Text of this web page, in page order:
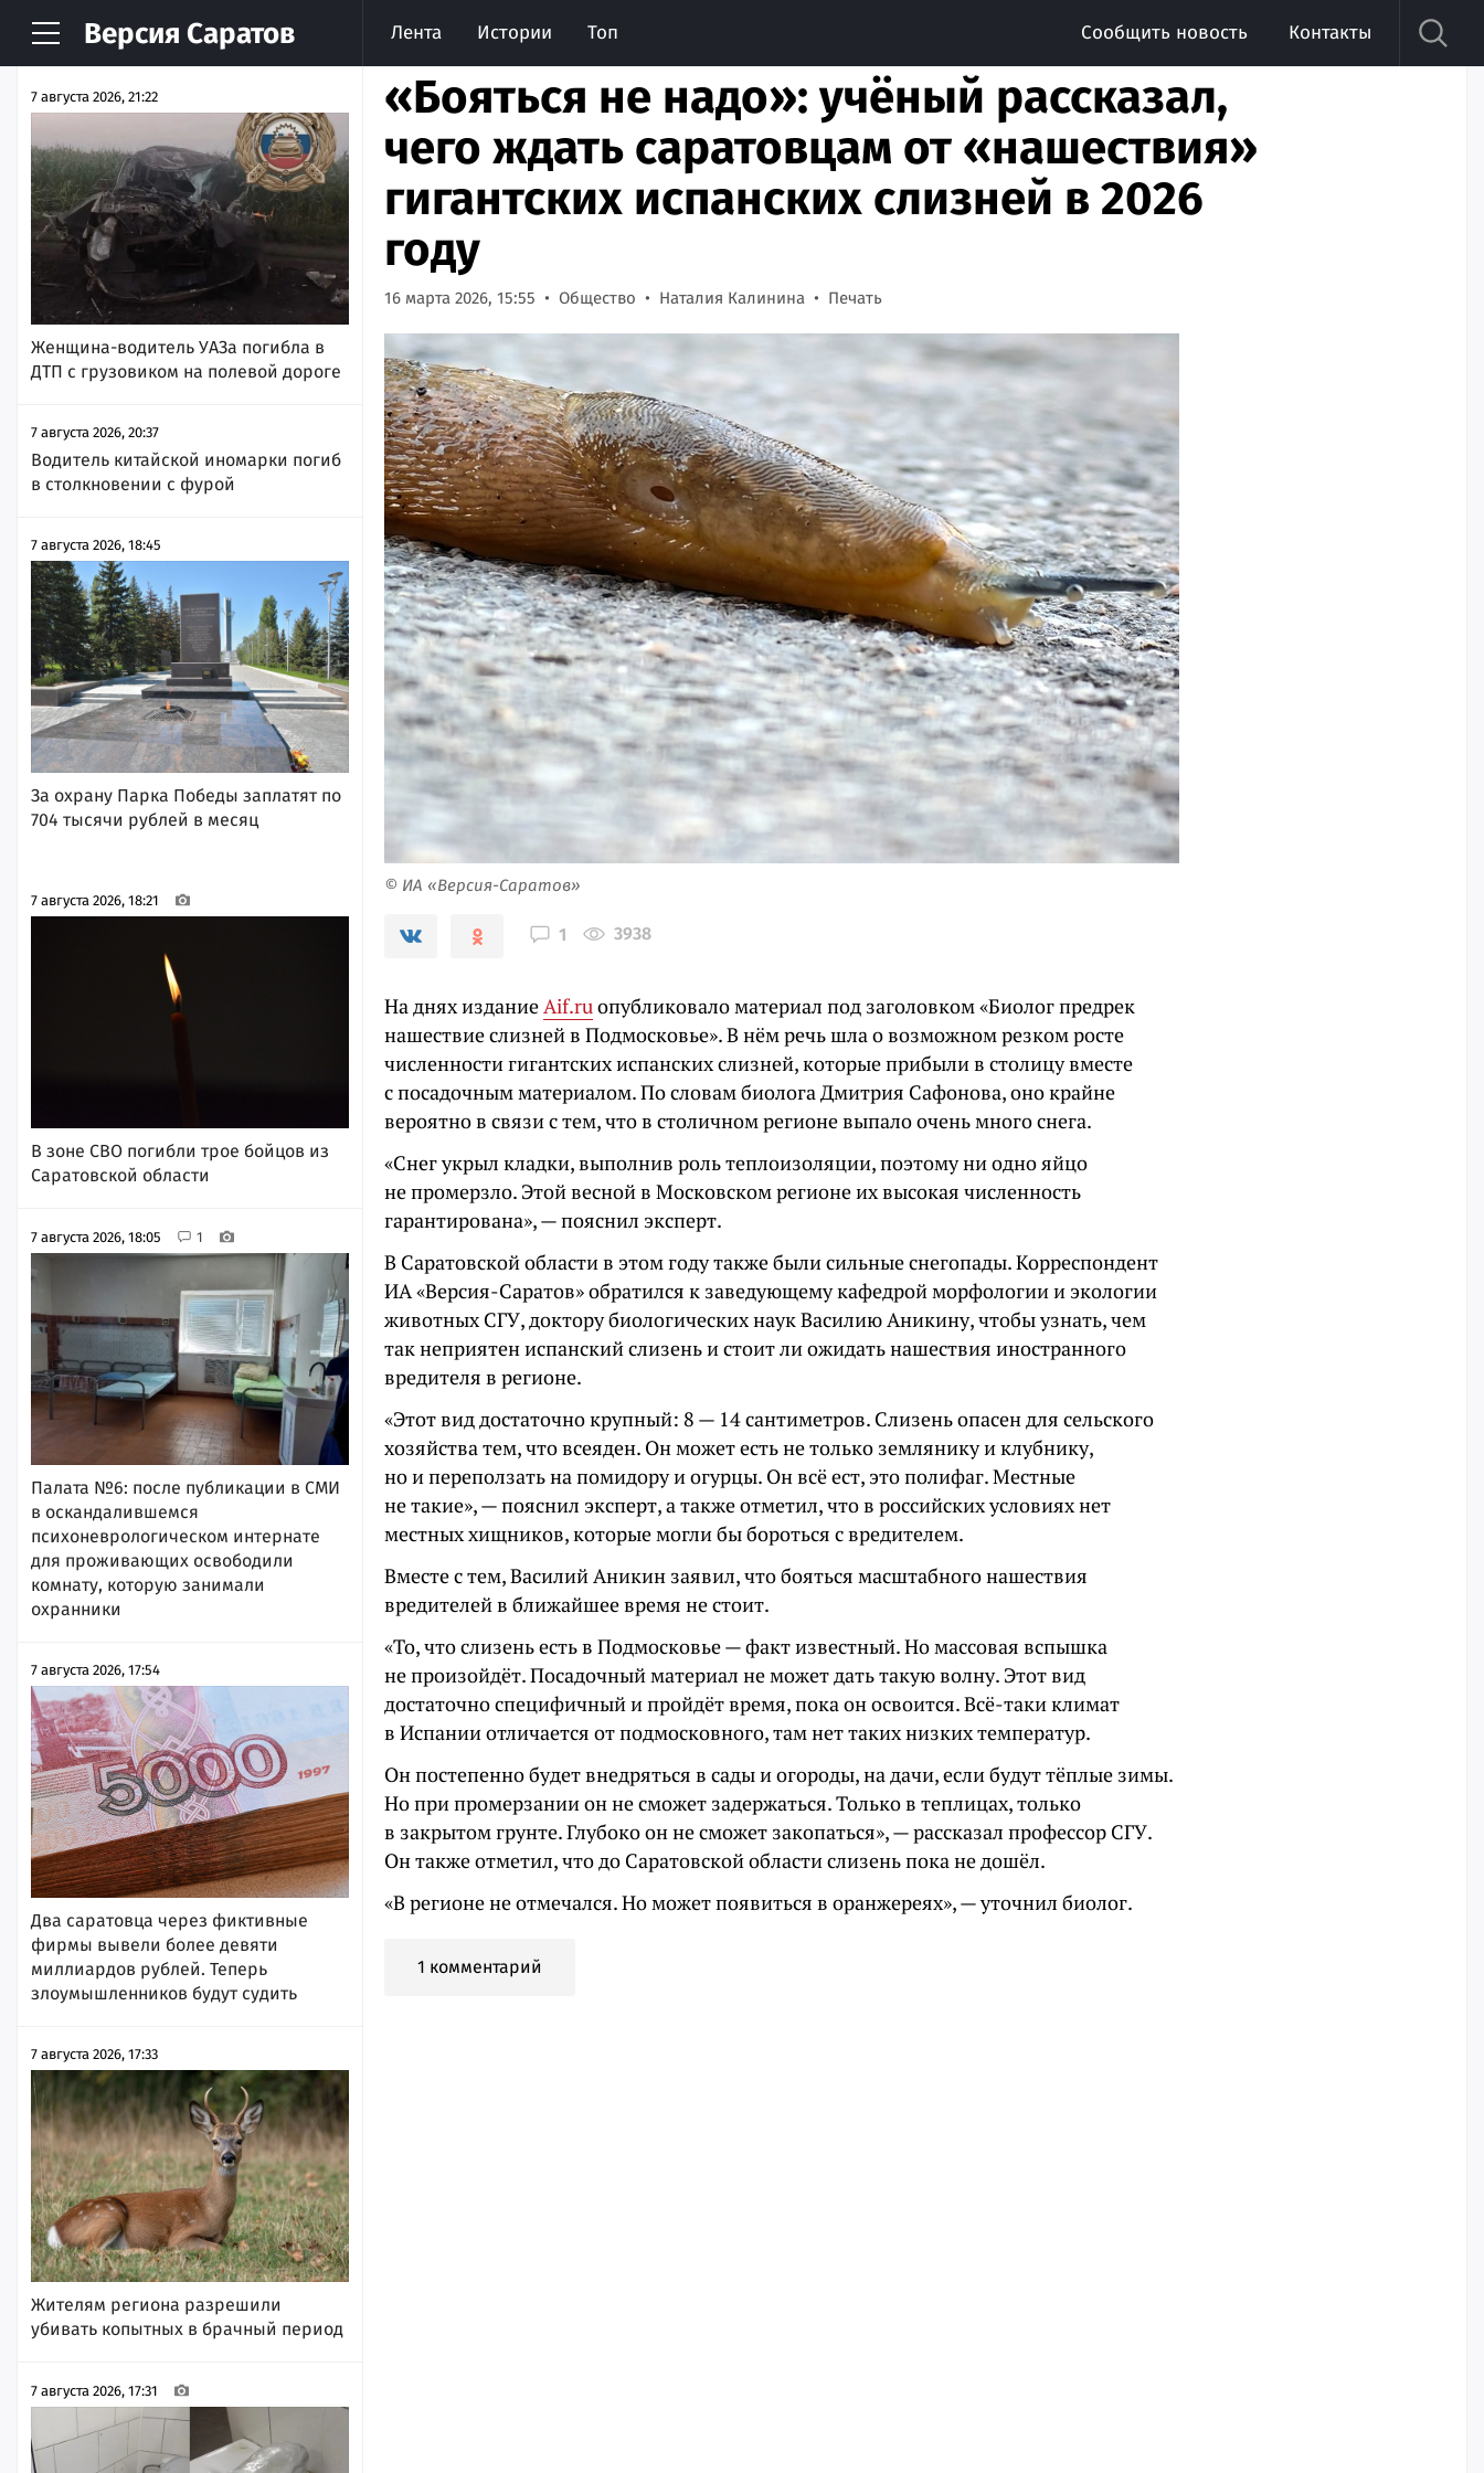
Версия Саратов Лента Истории Топ Сообщить новость Контакты
НОВОСТИ АРХИВ
7 августа 2026, 21:22
Женщина-водитель УАЗа погибла в
ДТП с грузовиком на полевой дороге
7 августа 2026, 20:37
Водитель китайской иномарки погиб
в столкновении с фурой
7 августа 2026, 18:45
За охрану Парка Победы заплатят по
704 тысячи рублей в месяц
7 августа 2026, 18:21
В зоне СВО погибли трое бойцов из
Саратовской области
7 августа 2026, 18:05 1
Палата №6: после публикации в СМИ
в оскандалившемся
психоневрологическом интернате
для проживающих освободили
комнату, которую занимали
охранники
7 августа 2026, 17:54
Два саратовца через фиктивные
фирмы вывели более девяти
миллиардов рублей. Теперь
злоумышленников будут судить
7 августа 2026, 17:33
Жителям региона разрешили
убивать копытных в брачный период
7 августа 2026, 17:31
«Бояться не надо»: учёный рассказал,
чего ждать саратовцам от «нашествия»
гигантских испанских слизней в 2026
году
16 марта 2026, 15:55 Общество Наталия Калинина Печать
© ИА «Версия-Саратов»
1 3938
На днях изданиеАif.ruопубликовало материал под заголовком «Биолог предрек
нашествие слизней в Подмосковье». В нём речь шла о возможном резком росте
численности гигантских испанских слизней, которые прибыли в столицу вместе
с посадочным материалом. По словам биолога Дмитрия Сафонова, оно крайне
вероятно в связи с тем, что в столичном регионе выпало очень много снега.
«Снег укрыл кладки, выполнив роль теплоизоляции, поэтому ни одно яйцо
не промерзло. Этой весной в Московском регионе их высокая численность
гарантирована», — пояснил эксперт.
В Саратовской области в этом году также были сильные снегопады. Корреспондент
ИА «Версия-Саратов» обратился к заведующему кафедрой морфологии и экологии
животных СГУ, доктору биологических наук Василию Аникину, чтобы узнать, чем
так неприятен испанский слизень и стоит ли ожидать нашествия иностранного
вредителя в регионе.
«Этот вид достаточно крупный: 8 — 14 сантиметров. Слизень опасен для сельского
хозяйства тем, что всеяден. Он может есть не только землянику и клубнику,
но и переползать на помидору и огурцы. Он всё ест, это полифаг. Местные
не такие», — пояснил эксперт, а также отметил, что в российских условиях нет
местных хищников, которые могли бы бороться с вредителем.
Вместе с тем, Василий Аникин заявил, что бояться масштабного нашествия
вредителей в ближайшее время не стоит.
«То, что слизень есть в Подмосковье — факт известный. Но массовая вспышка
не произойдёт. Посадочный материал не может дать такую волну. Этот вид
достаточно специфичный и пройдёт время, пока он освоится. Всё-таки климат
в Испании отличается от подмосковного, там нет таких низких температур.
Он постепенно будет внедряться в сады и огороды, на дачи, если будут тёплые зимы.
Но при промерзании он не сможет задержаться. Только в теплицах, только
в закрытом грунте. Глубоко он не сможет закопаться», — рассказал профессор СГУ.
Он также отметил, что до Саратовской области слизень пока не дошёл.
«В регионе не отмечался. Но может появиться в оранжереях», — уточнил биолог.
1 комментарий